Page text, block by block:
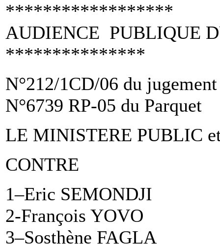
******************
AUDIENCE PUBLIQUE
***************
N°212/1CD/06 du jugement
N°6739 RP-05 du Parquet
LE MINISTERE PUBLIC
CONTRE
1–Eric SEMONDJI
2-François YOVO
3–Sosthène FAGLA